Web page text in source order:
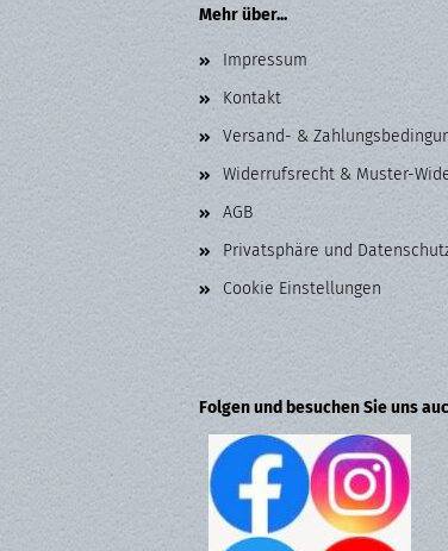
Mehr über...
Impressum
Kontakt
Versand- &
Widerrufsrecht & Muster-
AGB
Privatsphäre und
Cookie Einstellungen
Folgen und besuchen Sie uns